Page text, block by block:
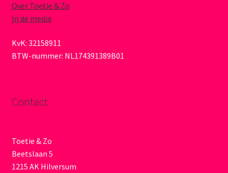
Over Toetie & Zo
In de media
KvK: 32158911
BTW-nummer: NL174391389B01
Contact
Toetie & Zo
Beetslaan 5
1215 AK Hilversum